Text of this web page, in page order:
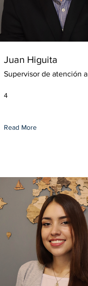
Juan Higuita
Supervisor de atención
4
Read More